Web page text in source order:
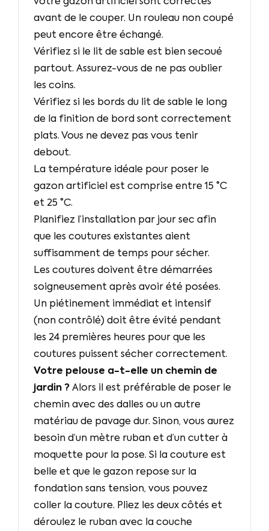
avant de le couper. Un rouleau non coupé
peut encore être échangé.
Vérifiez si le lit de sable est bien secoué
partout. Assurez-vous de ne pas oublier
les coins.
Vérifiez si les bords du lit de sable le long
de la finition de bord sont correctement
plats. Vous ne devez pas vous tenir
debout.
La température idéale pour poser le
gazon artificiel est comprise entre 15 °C
et 25 °C.
Planifiez l’installation par jour sec afin
que les coutures existantes aient
suffisamment de temps pour sécher.
Les coutures doivent être démarrées
soigneusement après avoir été posées.
Un piétinement immédiat et intensif
(non contrôlé) doit être évité pendant
les 24 premières heures pour que les
coutures puissent sécher correctement.
Votre pelouse a-t-elle un chemin de
jardin ? Alors il est préférable de poser le
chemin avec des dalles ou un autre
matériau de pavage dur. Sinon, vous aurez
besoin d’un mètre ruban et d’un cutter à
moquette pour la pose. Si la couture est
belle et que le gazon repose sur la
fondation sans tension, vous pouvez
coller la couture. Pliez les deux côtés et
déroulez le ruban avec la couche